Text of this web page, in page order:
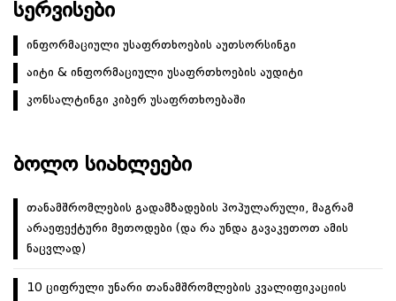
ᲡᲔᲠᲕᲘᲡᲔᲑᲘ
ინფორმაციული უსაფრთხოების აუთსორსინგი
აიტი & ინფორმაციული უსაფრთხოების აუდიტი
კონსალტინგი კიბერ უსაფრთხოებაში
ᲑᲝᲚᲝ ᲡᲘᲐᲮᲚᲔᲔᲑᲘ
თანამშრომლების გადამზადების პოპულარული, მაგრამ
არაეფექტური მეთოდები (და რა უნდა გავაკეთოთ ამის
ნაცვლად)
10 ციფრული უნარი თანამშრომლების კვალიფიკაციის